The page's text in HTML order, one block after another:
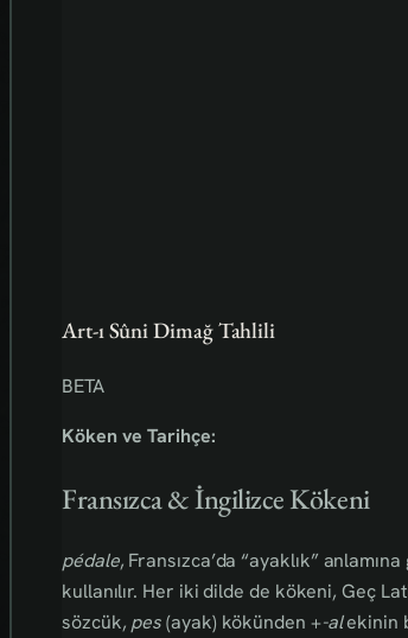
Art-ı Sûni Dimağ Tahlili
BETA
Köken ve Tarihçe:
Fransızca & İngilizce Kökeni
pédale, Fransızca’da “ayaklık”
kullanılır. Her iki dilde de kökeni, Geç
sözcük, pes(ayak) kökünden +-alekinin